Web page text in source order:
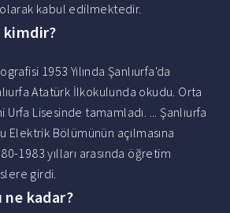
olarak kabul edilmektedir.
kimdir?
1953 Yılında Şanlıurfa'da
Atatürk İlkokulunda okudu. Orta
Lisesinde tamamladı. ... Şanlıurfa
Elektrik Bölümünün açılmasına
1983 yılları arasında öğretim
girdi.
kadar?